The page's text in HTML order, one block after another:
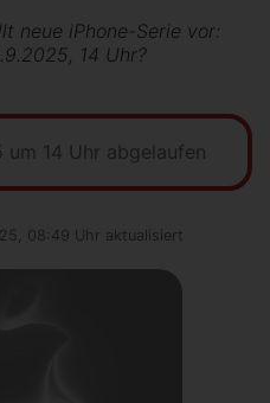
neue iPhone-Serie vor:
14 Uhr?
14 Uhr abgelaufen
08:49 Uhr aktualisiert